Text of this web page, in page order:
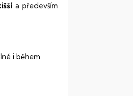
a především
i během